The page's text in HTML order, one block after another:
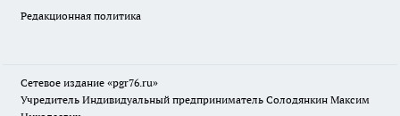
Редакционная политика
Сетевое издание «pgr76.ru»
Учредитель Индивидуальный предприниматель Солодянкин Максим